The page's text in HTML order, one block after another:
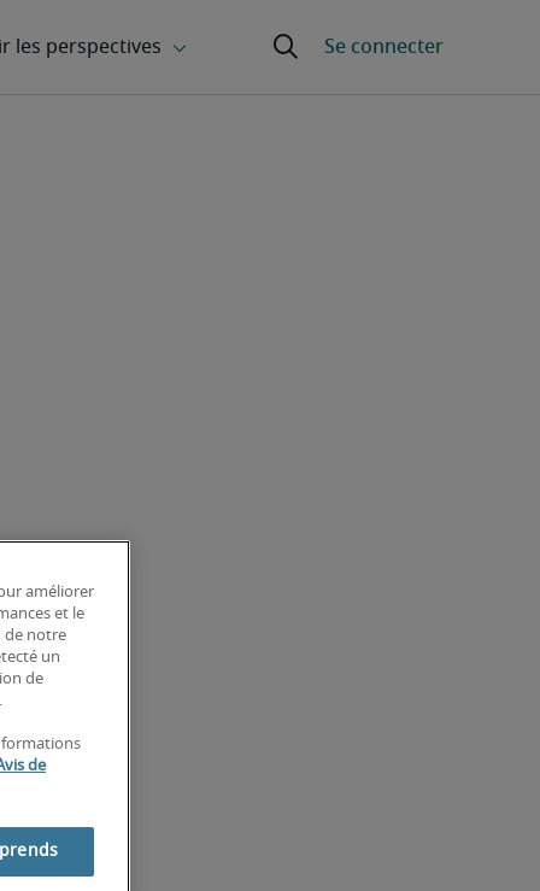
améliorer
et le
de notre
un
de
.
de